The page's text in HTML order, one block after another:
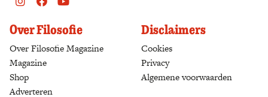
Over Filosofie
Over Filosofie Magazine
Magazine
Shop
Adverteren
Disclaimers
Cookies
Privacy
Algemene voorwaarden